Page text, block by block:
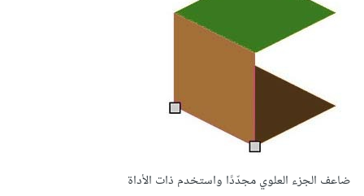
ضاعف الجزء العلوي مجدّدًا واستخدم ذات الأداة